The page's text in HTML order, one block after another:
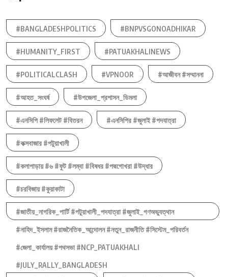
#BANGLADESHPOLITICS #BNPVSGONOADHIKAR
#HUMANITY_FIRST #PATUAKHALINEWS
#POLITICALCLASH #VPNOOR #আজীবন #সম্মাননা
#আহত_সংঘর্ষ #উপজেলা_প্রশাসন_ডিমলা
#এনসিপি #লিফলেট #বিতরন #এনসিপির #জুলাই #পদযাত্রা
#কক্সবাজার #পটুয়াখালী
#কলাপাড়ায় #৬ #ফুট #লম্বা #বিষধর #পদ্মগোখরা #উদ্ধার
#চরবিজায় #কুয়াকাটা
#জাতীয়_নাগরিক_পার্টি #পটুয়াখালী_পদযাত্রা #জুলাই_গণঅভ্যুত্থান
#নাহিদ_ইসলাম #রাজনৈতিক_আন্দোলন #নতুন_রাজনীতি #সিস্টেম_পরিবর্তন
#জেলা_কার্যালয় #পথসভা #NCP_PATUAKHALI
#JULY_RALLY_BANGLADESH